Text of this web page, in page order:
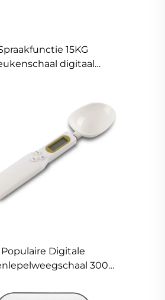
15KG
digitaal
Populaire Digitale
300g
voor het Maken van